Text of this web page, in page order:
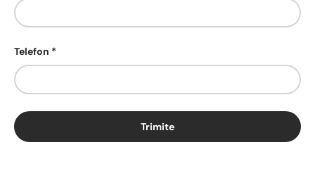
Telefon
Trimite